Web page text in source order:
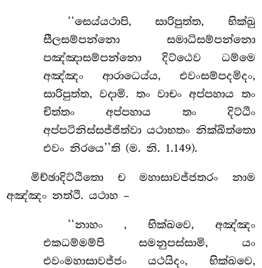
‘‘සෙය්යථාපි, සාරිපුත්ත, භික්ඛු
සීලසම්පන්නො සමාධිසම්පන්නො
පඤ්ඤාසම්පන්නො දිට්ඨෙව ධම්මෙ
අඤ්ඤං ආරාධෙය්ය, එවංසම්පදමිදං,
සාරිපුත්ත, වදාමි. තං වාචං අප්පහාය තං
චිත්තං අප්පහාය තං දිට්ඨිං
අප්පටිනිස්සජ්ජිත්වා යථාභතං නික්ඛිත්තො
එවං නිරයෙ’’ති (ම. නි. 1.149).
මිච්ඡාදිට්ඨිතො ච මහාසාවජ්ජතරං නාම
අඤ්ඤං නත්ථි. යථාහ –
‘‘නාහං , භික්ඛවෙ, අඤ්ඤං
එකධම්මම්පි සමනුපස්සාමි, යං
එවංමහාසාවජ්ජං යථයිදං, භික්ඛවෙ,